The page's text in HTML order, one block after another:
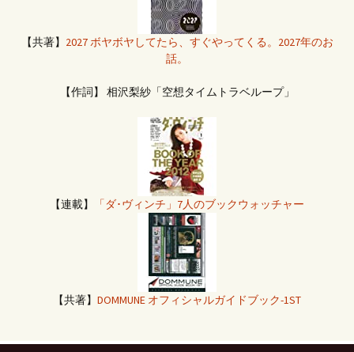
【共著】 2027 ボヤボヤしてたら、すぐやってくる。2027年のお
話。
【作詞】 相沢梨紗「空想タイムトラベループ」
【連載】 「ダ･ヴィンチ」7人のブックウォッチャー
【共著】 DOMMUNE オフィシャルガイドブック-1ST